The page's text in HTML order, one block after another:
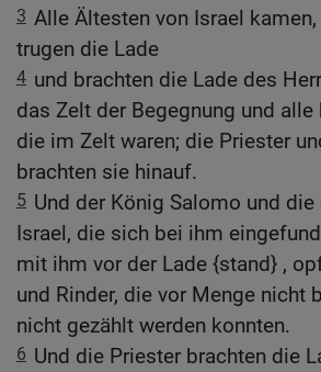
3 Alle Ältesten von Israel
trugen die Lade
4 und brachten die Lade des
das Zelt der Begegnung und alle
die im Zelt waren; die Priester
brachten sie hinauf.
5 Und der König Salomo und
Israel, die sich bei ihm
mit ihm vor der Lade {stand} ,
und Rinder, die vor Menge nicht
nicht gezählt werden konnten.
6 Und die Priester brachten die